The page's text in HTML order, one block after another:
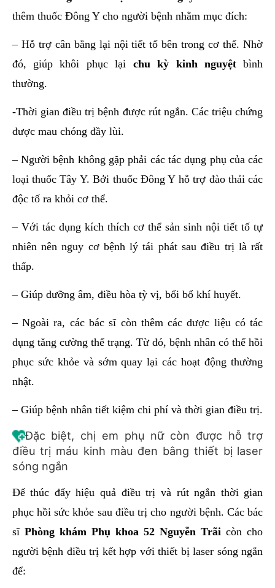
thêm thuốc Đông Y cho người bệnh nhằm mục đích:
– Hỗ trợ cân bằng lại nội tiết tố bên trong cơ thể. Nhờ
đó, giúp khôi phục lại chu kỳ kinh nguyệt bình
thường.
-Thời gian điều trị bệnh được rút ngắn. Các triệu chứng
được mau chóng đầy lùi.
– Người bệnh không gặp phải các tác dụng phụ của các
loại thuốc Tây Y. Bởi thuốc Đông Y hỗ trợ đào thải các
độc tố ra khỏi cơ thể.
– Với tác dụng kích thích cơ thể sản sinh nội tiết tố tự
nhiên nên nguy cơ bệnh lý tái phát sau điều trị là rất
thấp.
– Giúp dưỡng âm, điều hòa tỳ vị, bổi bổ khí huyết.
– Ngoài ra, các bác sĩ còn thêm các dược liệu có tác
dụng tăng cường thể trạng. Từ đó, bệnh nhân có thể hồi
phục sức khỏe và sớm quay lại các hoạt động thường
nhật.
– Giúp bệnh nhân tiết kiệm chi phí và thời gian điều trị.
Đặc biệt, chị em phụ nữ còn được hỗ trợ
điều trị máu kinh màu đen bằng thiết bị laser
sóng ngắn
Để thúc đẩy hiệu quả điều trị và rút ngắn thời gian
phục hồi sức khỏe sau điều trị cho người bệnh. Các bác
sĩ Phòng khám Phụ khoa 52 Nguyễn Trãi còn cho
người bệnh điều trị kết hợp với thiết bị laser sóng ngắn
để: